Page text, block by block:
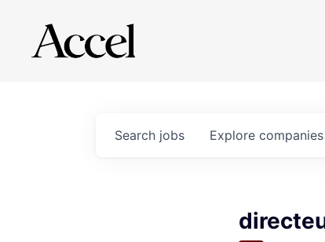
Search jobs Explore companies